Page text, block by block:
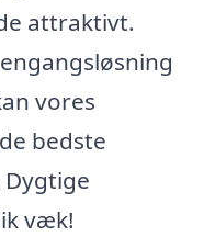
attraktivt.
vores
bedste
væk!